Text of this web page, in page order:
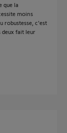
que la
moins
robustesse, c'est
deux fait leur